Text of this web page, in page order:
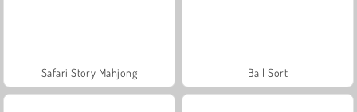
Safari Story Mahjong Ball Sort